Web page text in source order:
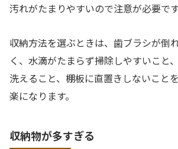
汚れがたまりやすいので注意が必要です
収納方法を選ぶときは、歯ブラシが倒
く、水滴がたまらず掃除しやすいこと
洗えること、棚板に直置きしないこと
楽になります。
収納物が多すぎる